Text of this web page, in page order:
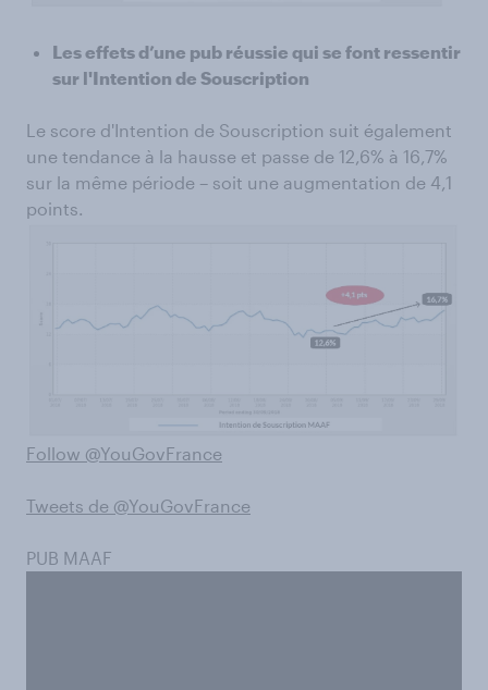
Les effets d’une pub réussie qui se font ressentir
sur l'Intention de Souscription
Le score d'Intention de Souscription suit également
une tendance à la hausse et passe de 12,6% à 16,7%
sur la même période – soit une augmentation de 4,1
points.
Follow @YouGovFrance
Tweets de @YouGovFrance
PUB MAAF